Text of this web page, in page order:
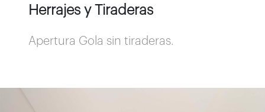
Herrajes y Tiraderas
Apertura Gola sin tiraderas.